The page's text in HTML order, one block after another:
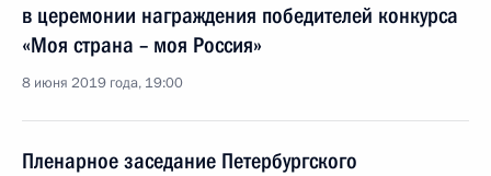
в церемонии награждения победителей конкурса
«Моя страна – моя Россия»
8 июня 2019 года, 19:00
Пленарное заседание Петербургского